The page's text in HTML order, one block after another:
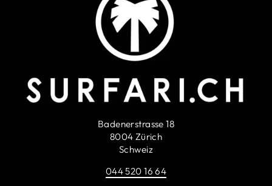
Badenerstrasse 18
8004 Zürich
Schweiz
044 520 16 64